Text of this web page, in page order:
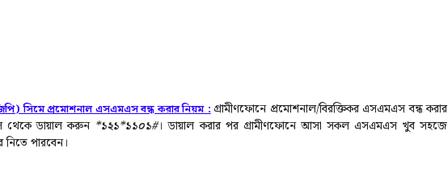
সিমে প্রমোশনাল এসএমএস বন্ধ করার নিয়ম :গ্রামীণফোনে প্রমোশনাল/বিরক্তিকর এসএমএস বন্ধ করার
থেকে ডায়াল করুন *১২১*১১০১#। ডায়াল করার পর গ্রামীণফোনে আসা সকল এসএমএস খুব সহজে
পারবেন।